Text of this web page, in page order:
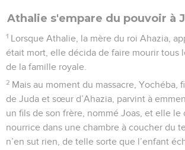
Athalie s'empare du pouvoir à
1 Lorsque Athalie, la mère du roi Ahazia,
était mort, elle décida de faire mourir tous
de la famille royale.
2 Mais au moment du massacre, Yochéba,
de Juda et sœur d’Ahazia, parvint à
un fils de son frère, nommé Joas, et elle le
nourrice dans une chambre à coucher du
n’en sut rien, de telle sorte que l’enfant